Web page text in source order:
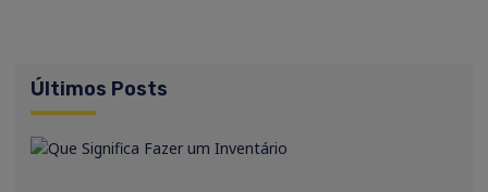
Últimos Posts